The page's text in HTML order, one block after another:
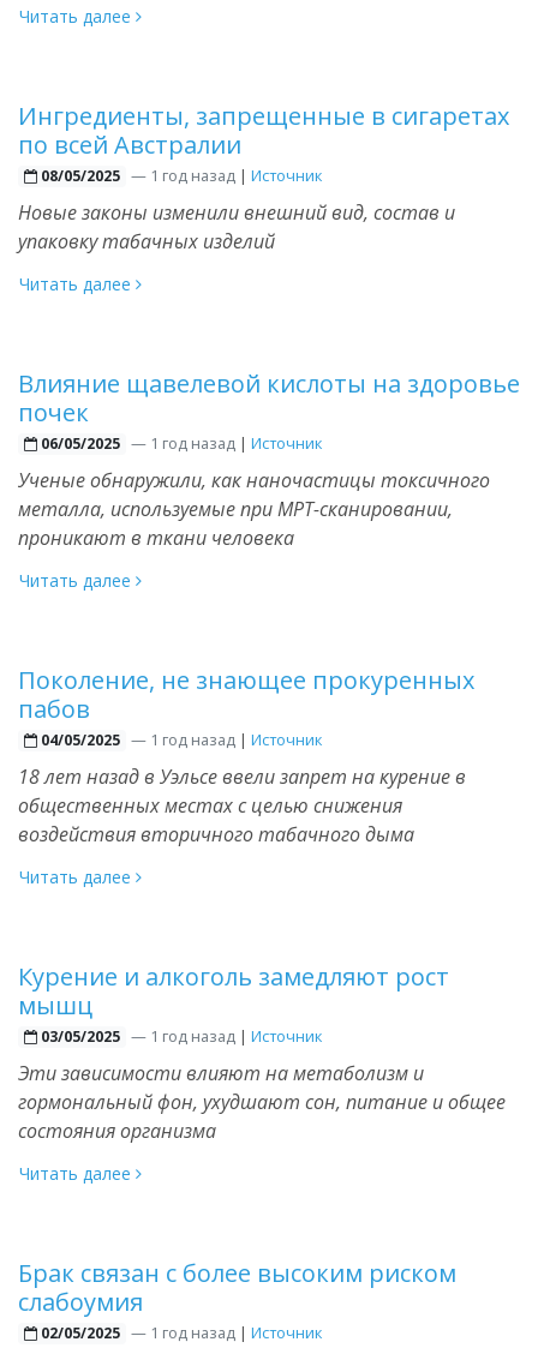
Читать далее
Ингредиенты, запрещенные в сигаретах
по всей Австралии
08/05/2025 —1 год назад | Источник
Новые законы изменили внешний вид, состав и
упаковку табачных изделий
Читать далее
Влияние щавелевой кислоты на здоровье
почек
06/05/2025 —1 год назад | Источник
Ученые обнаружили, как наночастицы токсичного
металла, используемые при МРТ-сканировании,
проникают в ткани человека
Читать далее
Поколение, не знающее прокуренных
пабов
04/05/2025 —1 год назад | Источник
18 лет назад в Уэльсе ввели запрет на курение в
общественных местах с целью снижения
воздействия вторичного табачного дыма
Читать далее
Курение и алкоголь замедляют рост
мышц
03/05/2025 —1 год назад | Источник
Эти зависимости влияют на метаболизм и
гормональный фон, ухудшают сон, питание и общее
состояния организма
Читать далее
Брак связан с более высоким риском
слабоумия
02/05/2025 —1 год назад | Источник